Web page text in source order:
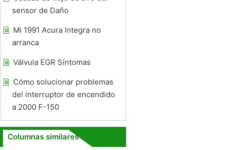
sensor de Daño
Mi 1991 Acura Integra no
arranca
Válvula EGR Síntomas
Cómo solucionar problemas
del interruptor de encendido
a 2000 F-150
Columnas similares